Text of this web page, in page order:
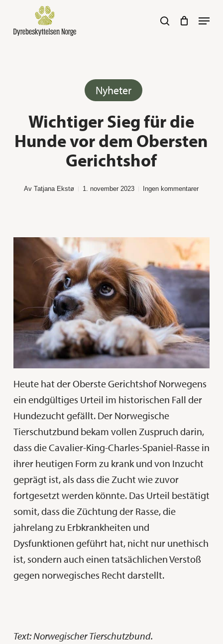
main
search
Nyheter
Wichtiger Sieg für die
Hunde vor dem Obersten
Gerichtshof
Av Tatjana Ekstø 1. november 2023 Ingen kommentarer
Heute hat der Oberste Gerichtshof Norwegens
ein endgültiges Urteil im historischen Fall der
Hundezucht gefällt. Der Norwegische
Tierschutzbund bekam vollen Zuspruch darin,
dass die Cavalier-King-Charles-Spaniel-Rasse in
ihrer heutigen Form zu krank und von Inzucht
geprägt ist, als dass die Zucht wie zuvor
fortgesetzt werden könnte. Das Urteil bestätigt
somit, dass die Züchtung der Rasse, die
jahrelang zu Erbkrankheiten und
Dysfunktionen geführt hat, nicht nur unethisch
ist, sondern auch einen tatsächlichen Verstoß
gegen norwegisches Recht darstellt.
Text: Norwegischer Tierschutzbund.